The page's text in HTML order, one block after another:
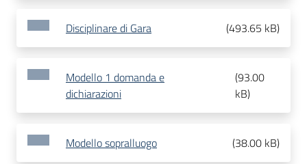
Disciplinare di Gara (493.65 kB)
Modello 1 domanda e
dichiarazioni
(93.00
kB)
Modello sopralluogo (38.00 kB)